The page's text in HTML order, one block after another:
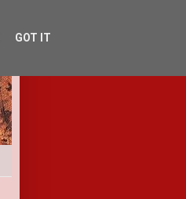
GOT IT